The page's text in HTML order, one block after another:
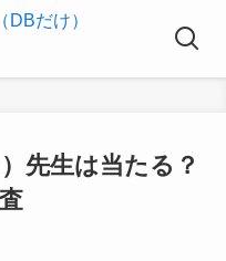
先生は当たる？